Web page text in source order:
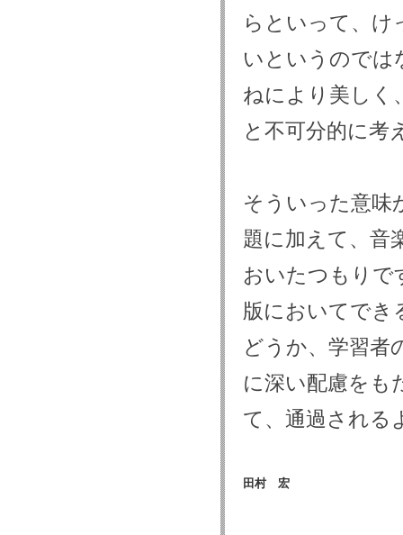
らといって、け
いというのでは
ねにより美しく
と不可分的に考
そういった意味
題に加えて、音
おいたつもりで
版においてでき
どうか、学習者
に深い配慮をも
て、通過される
田村 宏